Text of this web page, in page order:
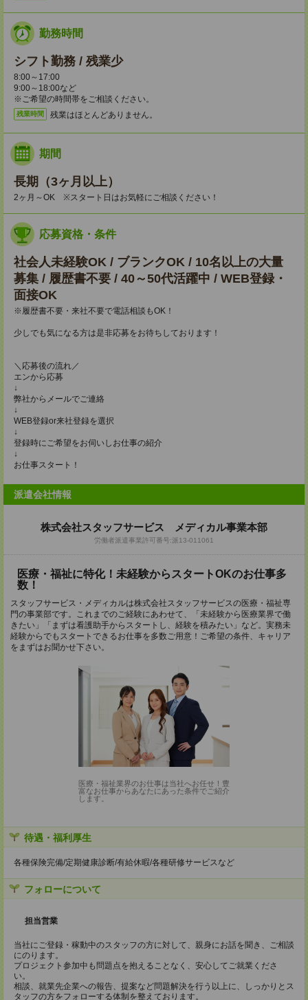
勤務時間
シフト勤務 / 残業少
8:00～17:00
9:00～18:00など
※ご希望の時間帯をご相談ください。
残業時間 残業はほとんどありません。
期間
長期（3ヶ月以上）
2ヶ月～OK ※スタート日はお気軽にご相談ください！
応募資格・条件
社会人未経験OK / ブランクOK / 10名以上の大量
募集 / 履歴書不要 / 40～50代活躍中 / WEB登録・
面接OK
※履歴書不要・来社不要で電話相談もOK！
少しでも気になる方は是非応募をお待ちしております！
＼応募後の流れ／
エンから応募
↓
弊社からメールでご連絡
↓
WEB登録or来社登録を選択
↓
登録時にご希望をお伺いしお仕事の紹介
↓
お仕事スタート！
派遣会社情報
株式会社スタッフサービス メディカル事業本部
労働者派遣事業許可番号:派13-011061
医療・福祉に特化！未経験からスタートOKのお仕事多
数！
スタッフサービス・メディカルは株式会社スタッフサービスの医療・福祉専
門の事業部です。これまでのご経験にあわせて、「未経験から医療業界で働
きたい」「まずは看護助手からスタートし、経験を積みたい」など。実務未
経験からでもスタートできるお仕事を多数ご用意！ご希望の条件、キャリア
をまずはお聞かせ下さい。
医療・福祉業界のお仕事は当社へお任せ！豊
富なお仕事からあなたにあった条件でご紹介
します。
待遇・福利厚生
各種保険完備/定期健康診断/有給休暇/各種研修サービスなど
フォローについて
担当営業
当社にご登録・稼動中のスタッフの方に対して、親身にお話を聞き、ご相談
にのります。
プロジェクト参加中も問題点を抱えることなく、安心してご就業くださ
い。
相談、就業先企業への報告、提案など問題解決を行う以上に、しっかりとス
タッフの方をフォローする体制を整えております。